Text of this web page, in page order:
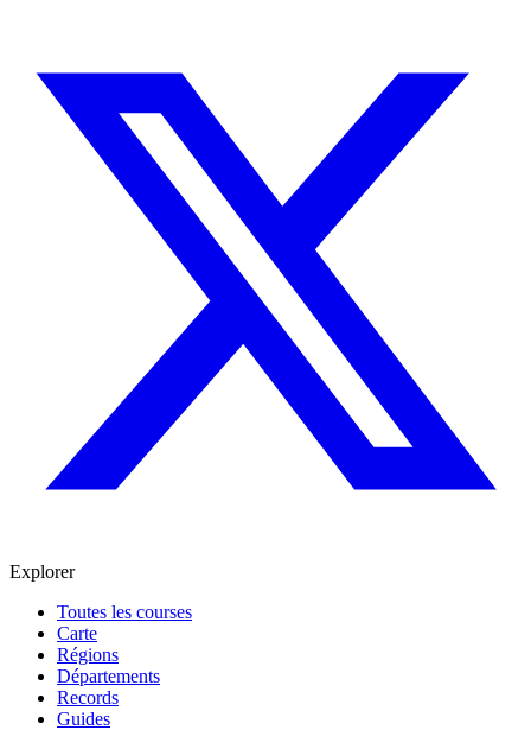
Explorer
Toutes les courses
Carte
Régions
Départements
Records
Guides